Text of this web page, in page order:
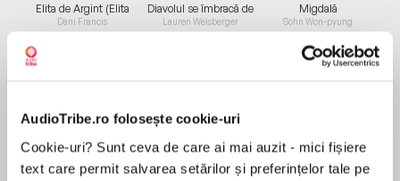
AudioTribe.ro folosește cookie-uri
Cookie-uri? Sunt ceva de care ai mai auzit - mici fișiere
text care permit salvarea setărilor și preferințelor tale pe
Elita de Argint (Elita
de...
Dani Francis
Diavolul se îmbracă de
la...
Lauren Weisberger
Migdală
Sohn Won-pyung
Desprecarte
A FIRE. A MURDER. A SILENT SUSPECT…